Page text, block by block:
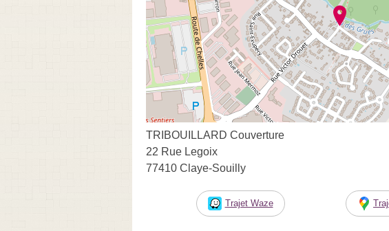
TRIBOUILLARD Couverture
22 Rue Legoix
77410 Claye-Souilly
Trajet Waze